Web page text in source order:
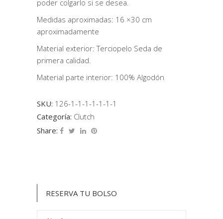
poder colgarlo si se desea.
Medidas aproximadas: 16 ×30 cm
aproximadamente
Material exterior: Terciopelo Seda de
primera calidad.
Material parte interior: 100% Algodón
SKU: 126-1-1-1-1-1-1-1
Categoría: Clutch
Share:
RESERVA TU BOLSO